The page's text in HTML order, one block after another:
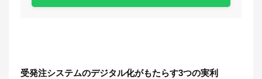
受発注システムのデジタル化がもたらす3つの実利